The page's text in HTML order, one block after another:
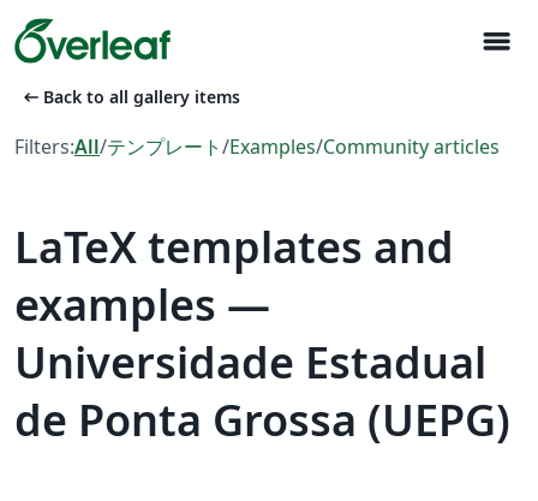
menu
arrow_left_alt Back to all gallery items
Filters:All/テンプレート/Examples/Community articles
LaTeX templates and
examples —
Universidade Estadual
de Ponta Grossa (UEPG)